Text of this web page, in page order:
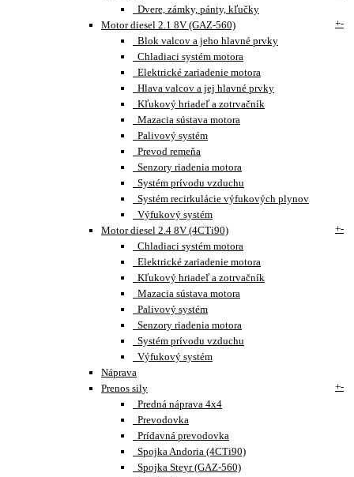
Dvere, zámky, pánty, kľučky
Motor diesel 2.1 8V (GAZ-560)
+-
Blok valcov a jeho hlavné prvky
Chladiaci systém motora
Elektrické zariadenie motora
Hlava valcov a jej hlavné prvky
Kľukový hriadeľ a zotrvačník
Mazacia sústava motora
Palivový systém
Prevod remeňa
Senzory riadenia motora
Systém prívodu vzduchu
Systém recirkulácie výfukových plynov
Výfukový systém
Motor diesel 2.4 8V (4CTi90)
+-
Chladiaci systém motora
Elektrické zariadenie motora
Kľukový hriadeľ a zotrvačník
Mazacia sústava motora
Palivový systém
Senzory riadenia motora
Systém prívodu vzduchu
Výfukový systém
Náprava
Prenos sily
+-
Predná náprava 4x4
Prevodovka
Prídavná prevodovka
Spojka Andoria (4CTi90)
Spojka Steyr (GAZ-560)